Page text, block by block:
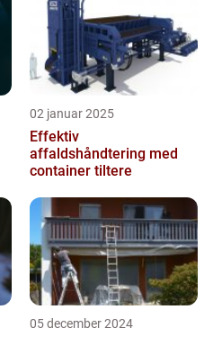
02 januar 2025
Effektiv
affaldshåndtering med
container tiltere
05 december 2024